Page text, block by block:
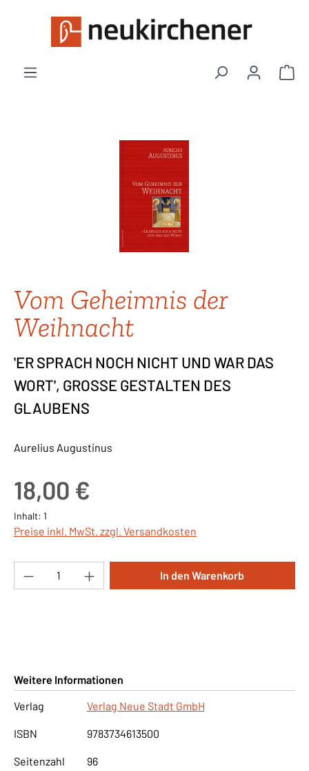
Zum Hauptinhalt springen
Vom Geheimnis der
Weihnacht
'ER SPRACH NOCH NICHT UND WAR DAS
WORT', GROSSE GESTALTEN DES
GLAUBENS
Aurelius Augustinus
18,00 €
Inhalt: 1
Preise inkl. MwSt. zzgl. Versandkosten
Produkt Anzahl: Gib den gewünschten
In den Warenkorb
Weitere Informationen
Verlag
Verlag Neue Stadt GmbH
ISBN 9783734613500
Seitenzahl 96